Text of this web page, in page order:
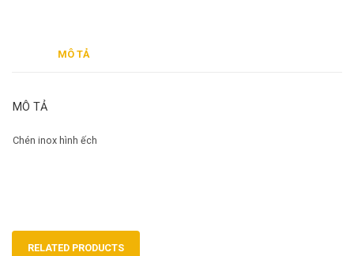
MÔ TẢ
MÔ TẢ
Chén inox hình ếch
RELATED PRODUCTS